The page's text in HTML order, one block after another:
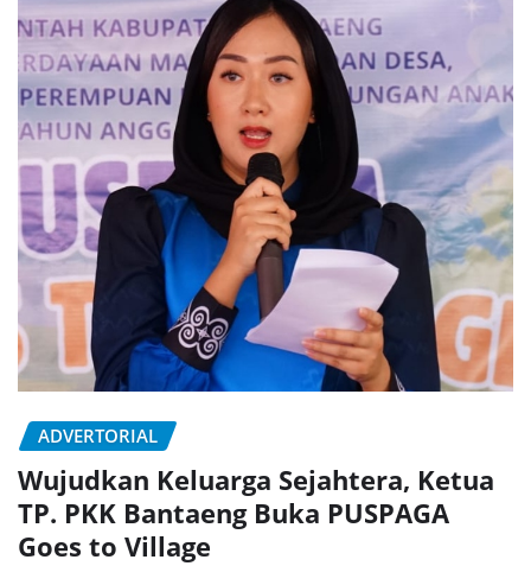
ADVERTORIAL
Wujudkan Keluarga Sejahtera, Ketua
TP. PKK Bantaeng Buka PUSPAGA
Goes to Village